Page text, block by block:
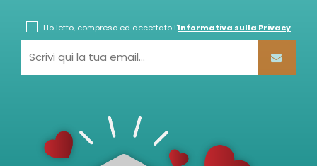
Ho letto, compreso ed accettato l'Informativa sulla Privacy